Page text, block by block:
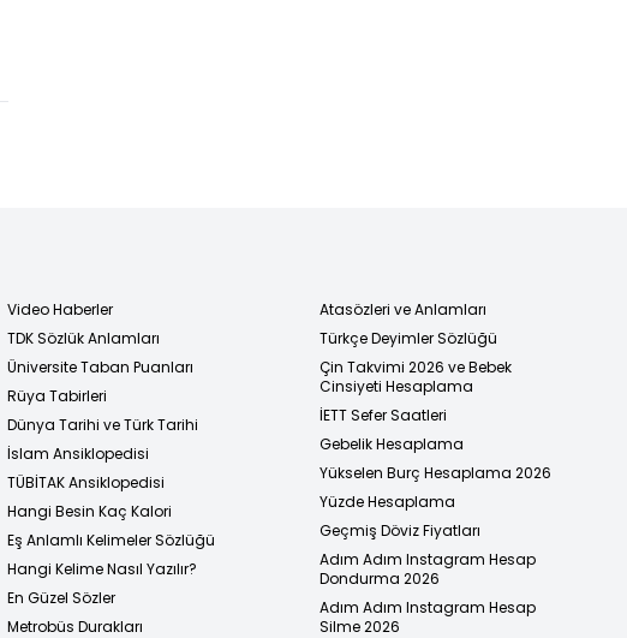
Video Haberler
TDK Sözlük Anlamları
Üniversite Taban Puanları
Rüya Tabirleri
Dünya Tarihi ve Türk Tarihi
İslam Ansiklopedisi
TÜBİTAK Ansiklopedisi
Hangi Besin Kaç Kalori
Eş Anlamlı Kelimeler Sözlüğü
Hangi Kelime Nasıl Yazılır?
En Güzel Sözler
Metrobüs Durakları
Atasözleri ve Anlamları
Türkçe Deyimler Sözlüğü
Çin Takvimi 2026 ve Bebek
Cinsiyeti Hesaplama
İETT Sefer Saatleri
Gebelik Hesaplama
Yükselen Burç Hesaplama 2026
Yüzde Hesaplama
Geçmiş Döviz Fiyatları
Adım Adım Instagram Hesap
Dondurma 2026
Adım Adım Instagram Hesap
Silme 2026